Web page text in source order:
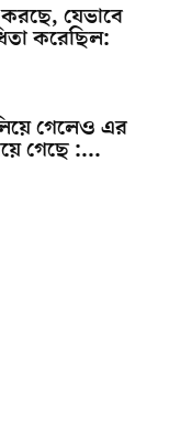
করছে, যেভাবে
করেছিল:
গেলেও এর
গেছে :...